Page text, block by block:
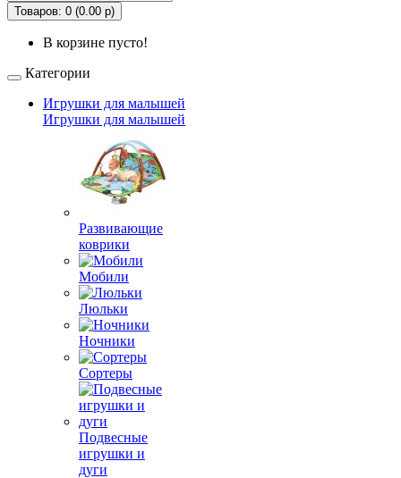
Товаров: 0 (0.00 р)
В корзине пусто!
Категории
Игрушки для малышей
Игрушки для малышей
Развивающие
коврики
Мобили
Люльки
Ночники
Сортеры
Подвесные
игрушки и
дуги